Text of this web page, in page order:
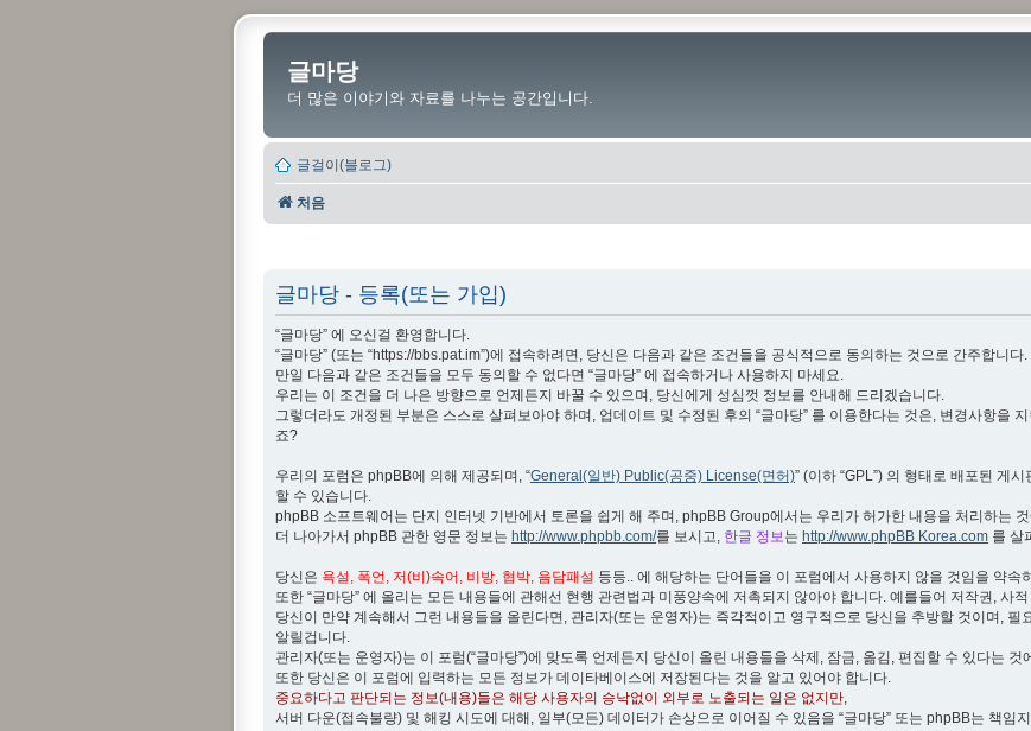
글마당
더 많은 이야기와 자료를 나누는 공간입니다.
글걸이(블로그)
처음
글마당 - 등록(또는 가입)
“글마당” 에 오신걸 환영합니다.
“글마당” (또는 “https://bbs.pat.im”)에 접속하려면, 당신은 다음과 같은 조건들을 공식적으로 동의하는 것으로 간주합니다.
만일 다음과 같은 조건들을 모두 동의할 수 없다면 “글마당” 에 접속하거나 사용하지 마세요.
우리는 이 조건을 더 나은 방향으로 언제든지 바꿀 수 있으며, 당신에게 성심껏 정보를 안내해 드리겠습니다.
그렇더라도 개정된 부분은 스스로 살펴보아야 하며, 업데이트 및 수정된 후의 “글마당” 를 이용한다는 것은, 변경사항을
죠?
우리의 포럼은 phpBB에 의해 제공되며, “General(일반) Public(공중) License(면허)” (이하 “GPL”) 의 형태로 배포된 게
할 수 있습니다.
phpBB 소프트웨어는 단지 인터넷 기반에서 토론을 쉽게 해 주며, phpBB Group에서는 우리가 허가한 내용을 처리하는
더 나아가서 phpBB 관한 영문 정보는 http://www.phpbb.com/를 보시고, 한글 정보는 http://www.phpBB Korea.com 를 살
당신은 욕설, 폭언, 저(비)속어, 비방, 협박, 음담패설 등등.. 에 해당하는 단어들을 이 포럼에서 사용하지 않을 것임을 약속
또한 “글마당” 에 올리는 모든 내용들에 관해선 현행 관련법과 미풍양속에 저촉되지 않아야 합니다. 예를들어 저작권, 사
당신이 만약 계속해서 그런 내용들을 올린다면, 관리자(또는 운영자)는 즉각적이고 영구적으로 당신을 추방할 것이며, 필
알릴겁니다.
관리자(또는 운영자)는 이 포럼(“글마당”)에 맞도록 언제든지 당신이 올린 내용들을 삭제, 잠금, 옮김, 편집할 수 있다는 것
또한 당신은 이 포럼에 입력하는 모든 정보가 데이타베이스에 저장된다는 것을 알고 있어야 합니다.
중요하다고 판단되는 정보(내용)들은 해당 사용자의 승낙없이 외부로 노출되는 일은 없지만,
서버 다운(접속불량) 및 해킹 시도에 대해, 일부(모든) 데이터가 손상으로 이어질 수 있음을 “글마당” 또는 phpBB는 책임